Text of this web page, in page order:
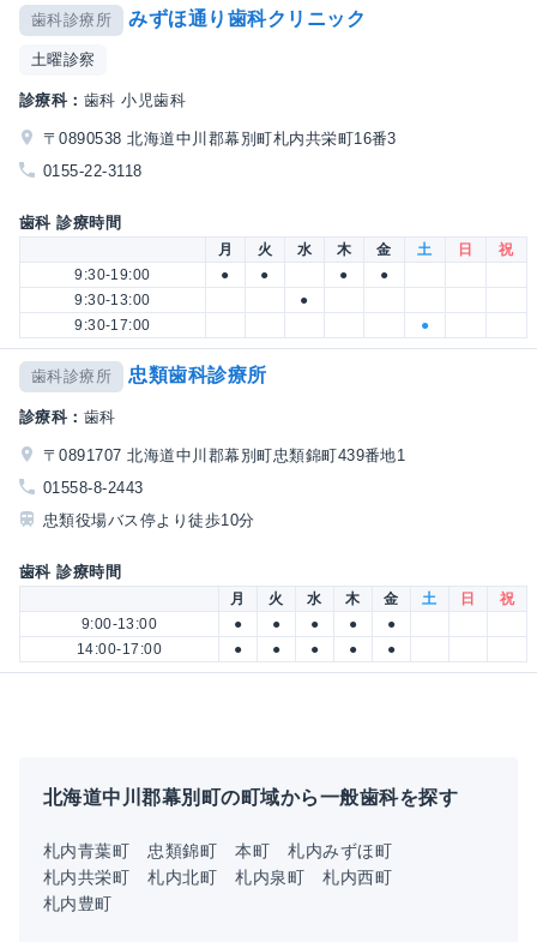
歯科診療所 みずほ通り歯科クリニック
土曜診察
診療科： 歯科 小児歯科
〒0890538 北海道中川郡幕別町札内共栄町16番3
0155-22-3118
歯科 診療時間
月 火 水 木 金 土 日
祝
9:30-19:00
● ● ●
●
9:30-13:00
●
9:30-17:00
●
歯科診療所 忠類歯科診療所
診療科： 歯科
〒0891707 北海道中川郡幕別町忠類錦町439番地1
01558-8-2443
忠類役場バス停より徒歩10分
歯科 診療時間
月 火 水 木 金 土 日
祝
9:00-13:00
● ● ● ●
●
14:00-17:00
● ● ● ● ●
北海道中川郡幕別町の町域から一般歯科を探す
札内青葉町 忠類錦町 本町
札内みずほ町
札内共栄町
札内北町 札内泉町
札内西町
札内豊町